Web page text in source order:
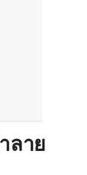
ลาย